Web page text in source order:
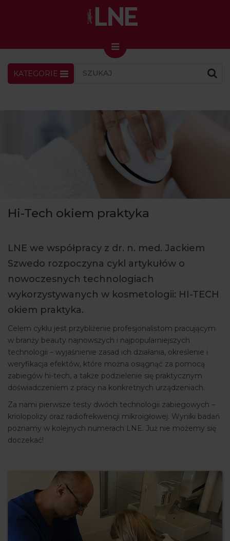
LNENEWS
KONGRES I TARGI
49. edycja w Krakowie
VIDEO
PODCAST
MAGAZYN
O NAS
ARTYKUŁY
WYDARZENIA
KATEGORIE
Hi-Tech okiem praktyka
LNE we współpracy z dr. n. med. Jackiem
Szwedo rozpoczyna cykl artykułów o
nowoczesnych technologiach
wykorzystywanych w kosmetologii: HI-TECH
okiem praktyka.
Celem cyklu jest przybliżenie profesjonalistom pracującym
w branży beauty najnowszych i najpopularniejszych
technologii – wyjaśnienie zasad ich działania, określenie i
weryfikacja efektów, które można osiągnąć za pomocą
zabiegów hi-tech, a także podzielenie się praktycznym
doświadczeniem z pracy na konkretnych urządzeniach.
Za nami pierwsze testy dwóch technologii zabiegowych –
kriolopolizy oraz radiofrekwencji mikroigłowej. Wyniki badań
poznamy w kolejnych numerach LNE. Już nie możemy się
doczekać!